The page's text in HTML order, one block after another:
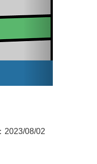
2023/08/02